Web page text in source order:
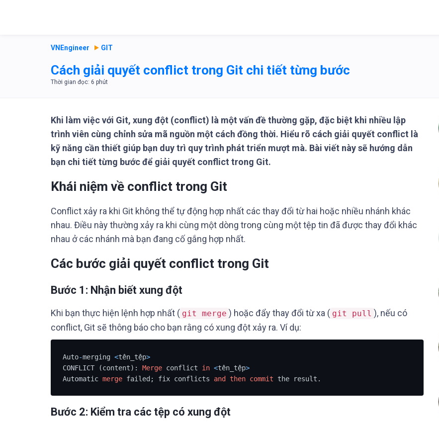
VNEngineer GIT
Cách giải quyết conflict trong Git chi tiết từng bước
Khi làm việc với Git, xung đột (conflict) là một vấn đề thường gặp, đặc biệt khi nhiều lập
trình viên cùng chỉnh sửa mã nguồn một cách đồng thời. Hiểu rõ cách giải quyết conflict là
kỹ năng cần thiết giúp bạn duy trì quy trình phát triển mượt mà. Bài viết này sẽ hướng dẫn
bạn chi tiết từng bước để giải quyết conflict trong Git.
Khái niệm về conflict trong Git
Conflict xảy ra khi Git không thể tự động hợp nhất các thay đổi từ hai hoặc nhiều nhánh khác
nhau. Điều này thường xảy ra khi cùng một dòng trong cùng một tệp tin đã được thay đổi khác
nhau ở các nhánh mà bạn đang cố gắng hợp nhất.
Các bước giải quyết conflict trong Git
Bước 1: Nhận biết xung đột
Khi bạn thực hiện lệnh hợp nhất ( git merge ) hoặc đẩy thay đổi từ xa ( git pull ), nếu có
conflict, Git sẽ thông báo cho bạn rằng có xung đột xảy ra. Ví dụ:
Auto-merging <tên_tệp>
CONFLICT (content): Merge conflict in <tên_tệp>
Automatic merge failed; fix conflicts and then commit the result.
Bước 2: Kiểm tra các tệp có xung đột